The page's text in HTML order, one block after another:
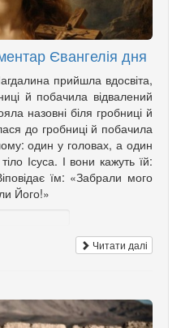
Євангелія дня
прийшла вдосвіта,
й побачила відвалений
назовні біля гробниці й
до гробниці й побачила
один у головах, а один
Ісуса. І вони кажуть їй:
їм: «Забрали мого
Його!»
Читати далі